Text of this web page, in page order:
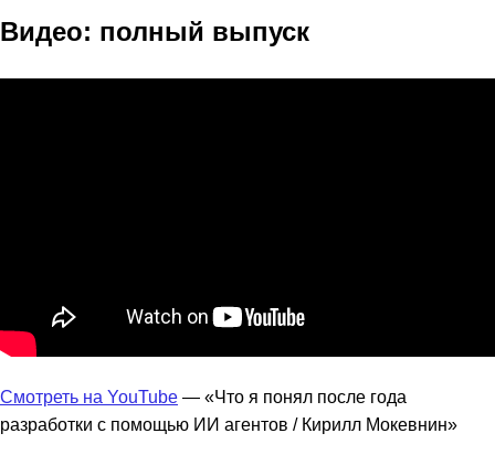
Видео: полный выпуск
Смотреть на YouTube — «Что я понял после года
разработки с помощью ИИ агентов / Кирилл Мокевнин»